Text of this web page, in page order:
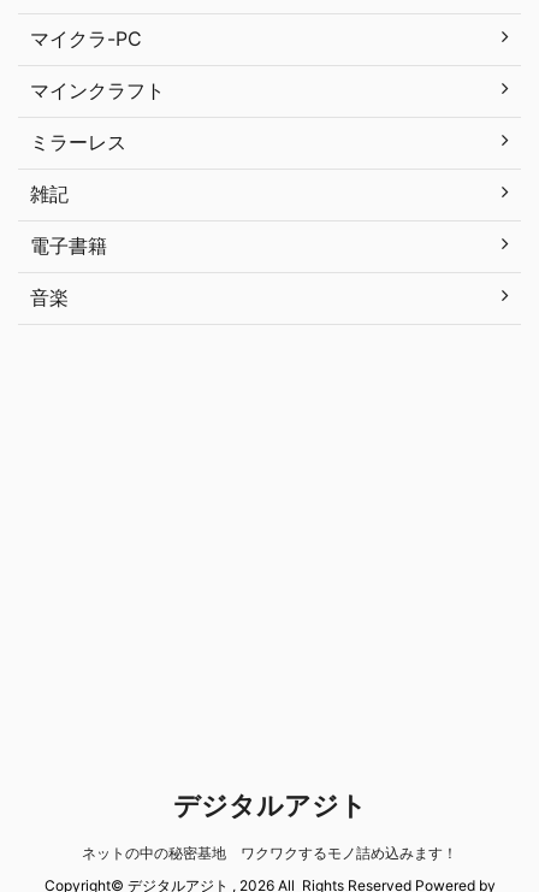
マイクラ-PC
マインクラフト
ミラーレス
雑記
電子書籍
音楽
デジタルアジト
ネットの中の秘密基地 ワクワクするモノ詰め込みます！
Copyright© デジタルアジト , 2026 All Rights Reserved Powered by